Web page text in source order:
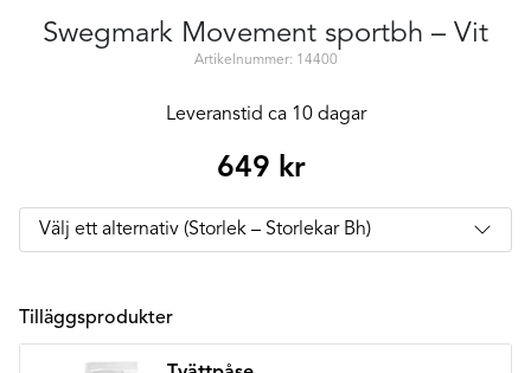
Swegmark Movement sportbh – Vit
Artikelnummer: 14400
Leveranstid ca 10 dagar
649 kr
Tilläggsprodukter